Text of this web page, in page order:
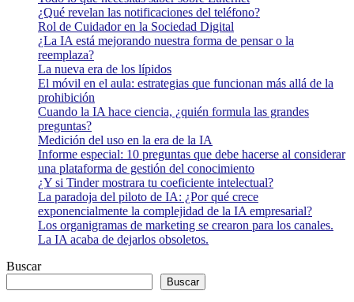
¿Qué revelan las notificaciones del teléfono?
Rol de Cuidador en la Sociedad Digital
¿La IA está mejorando nuestra forma de pensar o la
reemplaza?
La nueva era de los lípidos
El móvil en el aula: estrategias que funcionan más allá de la
prohibición
Cuando la IA hace ciencia, ¿quién formula las grandes
preguntas?
Medición del uso en la era de la IA
Informe especial: 10 preguntas que debe hacerse al considerar
una plataforma de gestión del conocimiento
¿Y si Tinder mostrara tu coeficiente intelectual?
La paradoja del piloto de IA: ¿Por qué crece
exponencialmente la complejidad de la IA empresarial?
Los organigramas de marketing se crearon para los canales.
La IA acaba de dejarlos obsoletos.
Buscar
Buscar